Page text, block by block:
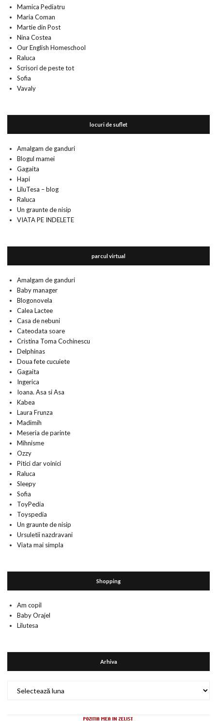
Mamica Pediatru
Maria Coman
Martie din Post
Nina Costea
Our English Homeschool
Raluca
Scrisori de peste tot
Sofia
Vavaly
locuri de suflet
Amalgam de ganduri
Blogul mamei
Gagaita
Hapi
LiluTesa – blog
Raluca
Un graunte de nisip
VIATA PE INDELETE
parcul virtual
Amalgam de ganduri
Baby manager
Blogonovela
Calea Lactee
Casa de nebuni
Cateodata soare
Cristina Toma Cochinescu
Delphinas
Doua fete cucuiete
Gagaita
Ingerica
Ioana. Asa si Asa
Kabea
Laura Frunza
Madimih
Meseria de parinte
Mihnisme
Ozzy
Pitici dar voinici
Raluca
Sleepy
Sofia
ToyPedia
Toyspedia
Un graunte de nisip
Ursuletii nazdravani
Viata mai simpla
Shopping
Am copil
Baby Orajel
Lilutesa
Arhiva